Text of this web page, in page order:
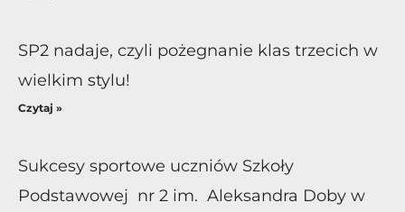
SP2 nadaje, czyli pożegnanie klas trzecich w
wielkim stylu!
Czytaj »
Sukcesy sportowe uczniów Szkoły
Podstawowej nr 2 im. Aleksandra Doby w